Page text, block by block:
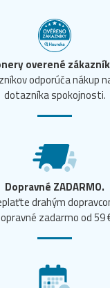
overené
odporúča nákup
dotazníka spokojnosti.
Dopravné ZADARMO.
drahým
zadarmo od 59